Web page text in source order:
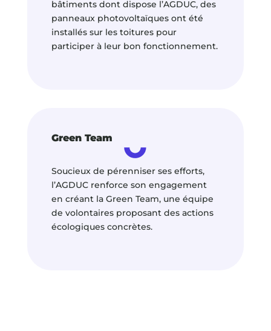
bâtiments dont dispose l’AGDUC, des
panneaux photovoltaïques ont été
installés sur les toitures pour
participer à leur bon fonctionnement.
Green Team
Soucieux de pérenniser ses efforts,
l’AGDUC renforce son engagement
en créant la Green Team, une équipe
de volontaires proposant des actions
écologiques concrètes.